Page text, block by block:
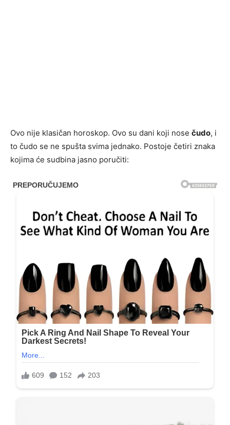
Ovo nije klasičan horoskop. Ovo su dani koji nose čudo, i
to čudo se ne spušta svima jednako. Postoje četiri znaka
kojima će sudbina jasno poručiti: